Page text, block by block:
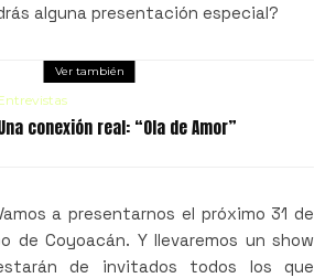
alguna presentación especial?
Ver también
conexión real: “Ola de Amor”
a presentarnos el próximo 31 de
de Coyoacán. Y llevaremos un show
de invitados todos los que